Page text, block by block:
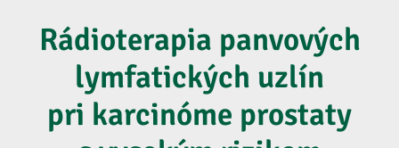
Rádioterapia panvových
lymfatických uzlín
pri karcinóme prostaty